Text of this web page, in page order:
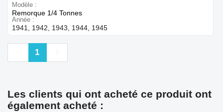
Modèle
Remorque 1/4 Tonnes
Année
1941, 1942, 1943, 1944, 1945
Précédent
1
Les clients qui ont acheté ce produit ont
également acheté :